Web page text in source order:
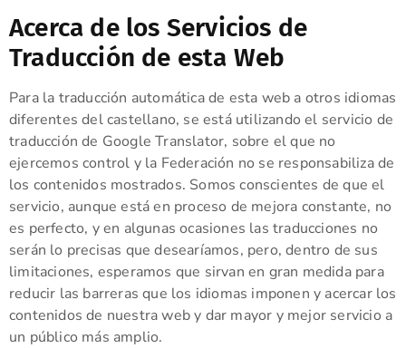
Acerca de los Servicios de
Traducción de esta Web
Para la traducción automática de esta web a otros idiomas
diferentes del castellano, se está utilizando el servicio de
traducción de Google Translator, sobre el que no
ejercemos control y la Federación no se responsabiliza de
los contenidos mostrados. Somos conscientes de que el
servicio, aunque está en proceso de mejora constante, no
es perfecto, y en algunas ocasiones las traducciones no
serán lo precisas que desearíamos, pero, dentro de sus
limitaciones, esperamos que sirvan en gran medida para
reducir las barreras que los idiomas imponen y acercar los
contenidos de nuestra web y dar mayor y mejor servicio a
un público más amplio.